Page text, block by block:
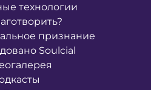
технологии
признание
Soulcial